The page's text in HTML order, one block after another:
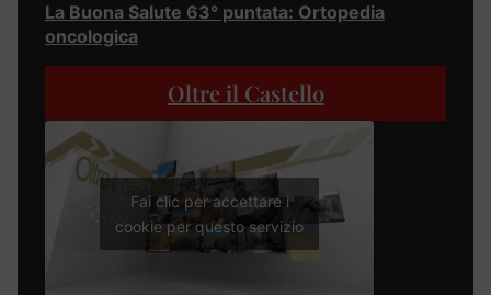
La Buona Salute 63° puntata: Ortopedia
oncologica
Oltre il Castello
Fai clic per accettare i
cookie per questo servizio